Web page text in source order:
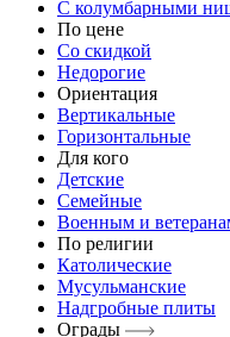
С колумбарными
По цене
Со скидкой
Недорогие
Ориентация
Вертикальные
Горизонтальные
Для кого
Детские
Семейные
Военным и
По религии
Католические
Мусульманские
Надгробные плиты
Ограды